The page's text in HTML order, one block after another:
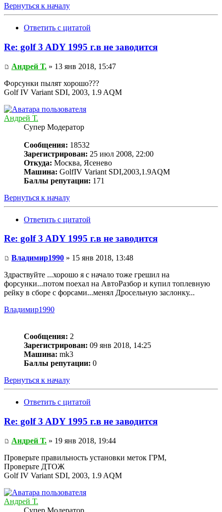
Вернуться к началу
Ответить с цитатой
Re: golf 3 ADY 1995 г.в не заводится
Андрей Т. » 13 янв 2018, 15:47
Форсунки пылят хорошо???
Golf IV Variant SDI, 2003, 1.9 AQM
Андрей Т.
Супер Модератор
Сообщения: 18532
Зарегистрирован: 25 июл 2008, 22:00
Откуда: Москва, Ясенево
Машина: GolfIV Variant SDI,2003,1.9AQM
Баллы репутации: 171
Вернуться к началу
Ответить с цитатой
Re: golf 3 ADY 1995 г.в не заводится
Владимир1990 » 15 янв 2018, 13:48
Здраствуйте ...хорошо я с начало тоже грешил на
форсунки...потом поехал на АвтоРазбор и купил топлевную
рейку в сборе с форсами...менял Дросельную заслонку...
Владимир1990
Сообщения: 2
Зарегистрирован: 09 янв 2018, 14:25
Машина: mk3
Баллы репутации: 0
Вернуться к началу
Ответить с цитатой
Re: golf 3 ADY 1995 г.в не заводится
Андрей Т. » 19 янв 2018, 19:44
Проверьте правильность установки меток ГРМ,
Проверьте ДТОЖ
Golf IV Variant SDI, 2003, 1.9 AQM
Андрей Т.
Супер Модератор